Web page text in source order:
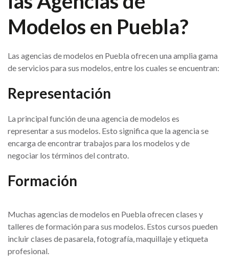
Modelos en Puebla?
Las agencias de modelos en Puebla ofrecen una amplia gama
de servicios para sus modelos, entre los cuales se encuentran:
Representación
La principal función de una agencia de modelos es
representar a sus modelos. Esto significa que la agencia se
encarga de encontrar trabajos para los modelos y de
negociar los términos del contrato.
Formación
Muchas agencias de modelos en Puebla ofrecen clases y
talleres de formación para sus modelos. Estos cursos pueden
incluir clases de pasarela, fotografía, maquillaje y etiqueta
profesional.